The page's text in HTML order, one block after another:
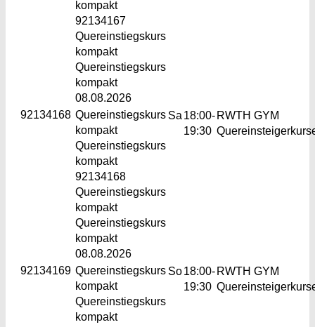
kompakt
92134167
Quereinstiegskurs
kompakt
Quereinstiegskurs
kompakt
08.08.2026
92134168 Quereinstiegskurs
kompakt
Quereinstiegskurs
kompakt
92134168
Quereinstiegskurs
kompakt
Quereinstiegskurs
kompakt
08.08.2026
Sa 18:00-
19:30
RWTH GYM
92134169 Quereinstiegskurs
kompakt
Quereinstiegskurs
kompakt
So18:00-
19:30
RWTH GYM